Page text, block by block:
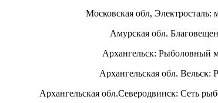
Московская обл, Электросталь:
Амурская обл.
Архангельск: Рыболовный
Архангельская обл.
Архангельская обл.Северодвинск: Сеть